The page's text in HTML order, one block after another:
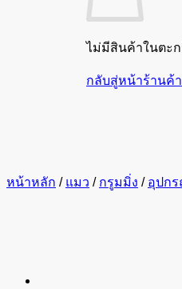
ไม่มีสินค้าในตะก
กลับสู่หน้าร้านค้า
หน้าหลัก / แมว / กรูมมิ่ง / อุปก